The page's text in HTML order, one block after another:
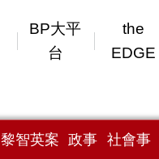
BP大平
台
the
EDGE
黎智英案 政事 社會事